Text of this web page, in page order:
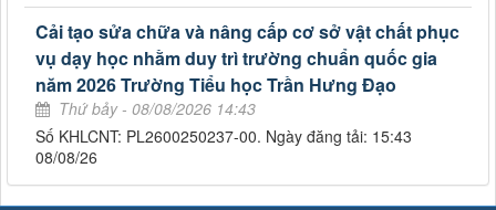
Cải tạo sửa chữa và nâng cấp cơ sở vật chất phục
vụ dạy học nhằm duy trì trường chuẩn quốc gia
năm 2026 Trường Tiểu học Trần Hưng Đạo
Thứ bảy - 08/08/2026 14:43
Số KHLCNT: PL2600250237-00. Ngày đăng tải: 15:43
08/08/26